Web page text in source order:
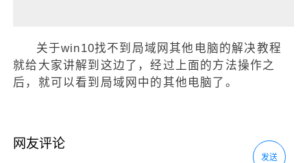
关于win10找不到局域网其他电脑的解决教程
就给大家讲解到这边了，经过上面的方法操作之
后，就可以看到局域网中的其他电脑了。
网友评论
发送